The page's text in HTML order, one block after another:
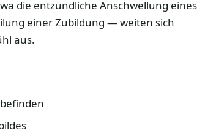
die entzündliche Anschwellung eines
einer Zubildung — weiten sich
aus.